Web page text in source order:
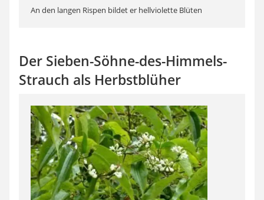
An den langen Rispen bildet er hellviolette Blüten
Der Sieben-Söhne-des-Himmels-
Strauch als Herbstblüher